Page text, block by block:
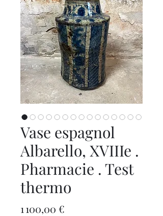
Vase espagnol
Albarello, XVIIIe .
Pharmacie . Test
thermo
1 100,00 €